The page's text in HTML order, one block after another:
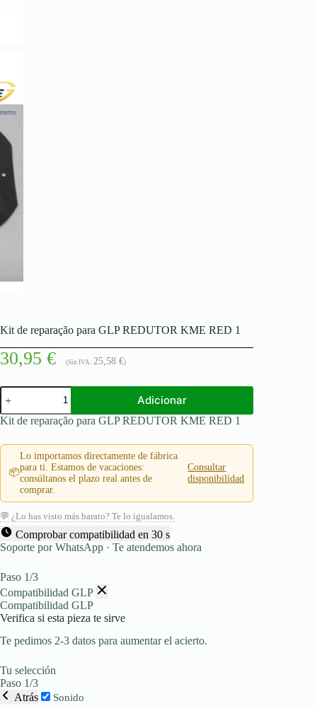
Kit de reparação para GLP REDUTOR KME RED 1
30,95 € (Sin IVA: 25,58 €)
Quantidade
de
Kit
de
para
REDUTOR
KME
RED
1
Adicionar
Kit de reparação para GLP REDUTOR KME RED 1
📦
Lo importamos directamente de fábrica
para ti. Estamos de vacaciones:
consúltanos el plazo real antes de
comprar.
Consultar
disponibilidad
💬 ¿Lo has visto más barato? Te lo igualamos.
Comprobar compatibilidad en 30 s
Soporte por WhatsApp · Te atendemos ahora
Paso 1/3
Compatibilidad GLP
Compatibilidad GLP
Verifica si esta pieza te sirve
Te pedimos 2-3 datos para aumentar el acierto.
Tu selección
Paso 1/3
Atrás
Sonido